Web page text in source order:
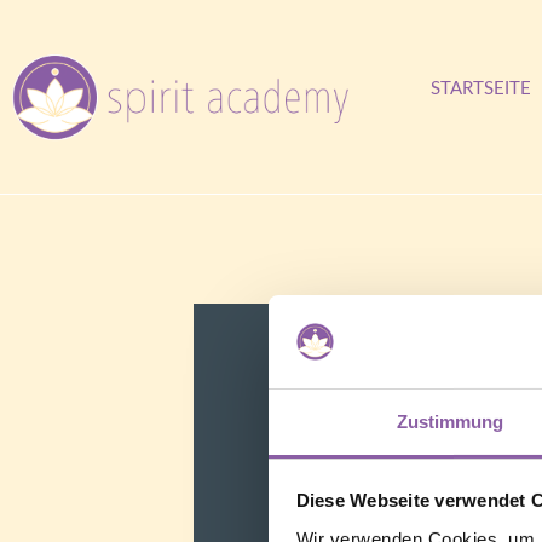
Zustimmung
Diese Webseite verwendet
STARTSEITE